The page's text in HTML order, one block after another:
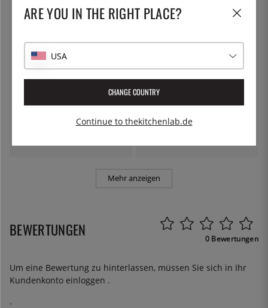
nur griff - Sievert
Mehr anzeigen
BEWERTUNGEN 0 Bewertungen
Um eine Bewertung zu hinterlassen, müssen Sie sich in Ihr
Kundenkonto einloggen .
.
ARE YOU IN THE RIGHT PLACE?
USA
CHANGE COUNTRY
Continue to thekitchenlab.de